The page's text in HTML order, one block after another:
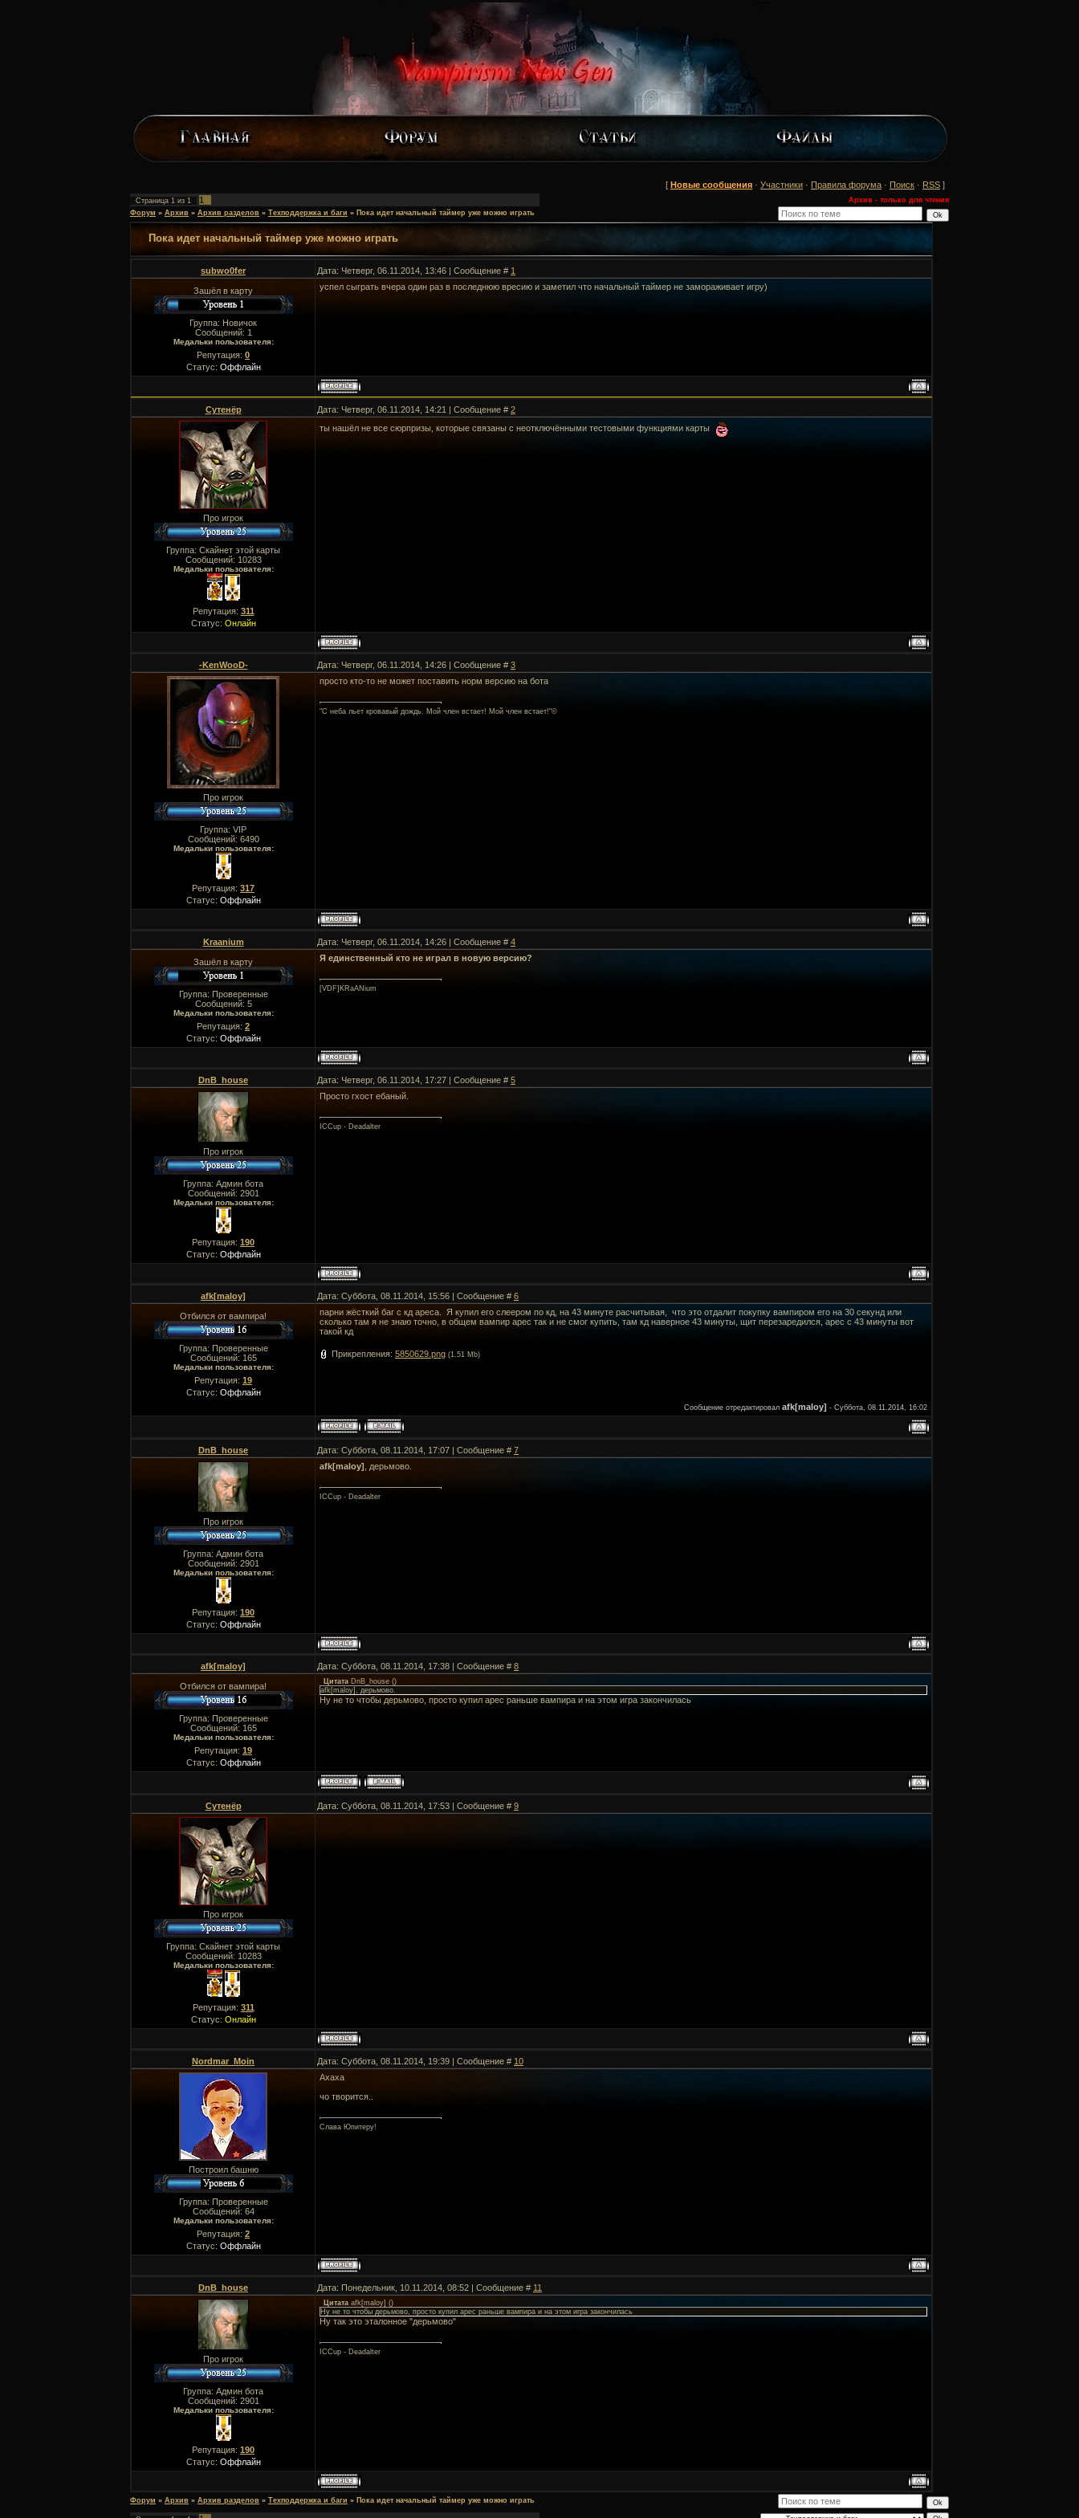
[ Новые сообщения · Участники · Правила форума · Поиск · RSS ]
Страница 1 из 1 1
Архив - только для чтения
Форум » Архив » Архив разделов » Техподдержка и баги » Пока идет начальный таймер уже можно играть
Пока идет начальный таймер уже можно играть
subwo0fer Дата: Четверг, 06.11.2014, 13:46 | Сообщение # 1
Зашёл в карту
Группа: Новичок
Сообщений: 1
Медальки пользователя:
Репутация: 0
Статус: Оффлайн
успел сыграть вчера один раз в последнюю вресию и заметил что начальный таймер не замораживает игру)
Сутенёр Дата: Четверг, 06.11.2014, 14:21 | Сообщение # 2
Про игрок
Группа: Скайнет этой карты
Сообщений: 10283
Медальки пользователя:
Репутация: 311
Статус: Онлайн
ты нашёл не все сюрпризы, которые связаны с неотключёнными тестовыми функциями карты
-KenWooD- Дата: Четверг, 06.11.2014, 14:26 | Сообщение # 3
Про игрок
Группа: VIP
Сообщений: 6490
Медальки пользователя:
Репутация: 317
Статус: Оффлайн
просто кто-то не может поставить норм версию на бота
"C неба льет кровавый дождь. Мой член встает! Мой член встает!"©
Kraanium Дата: Четверг, 06.11.2014, 14:26 | Сообщение # 4
Зашёл в карту
Группа: Проверенные
Сообщений: 5
Медальки пользователя:
Репутация: 2
Статус: Оффлайн
Я единственный кто не играл в новую версию?
[VDF]KRaANium
DnB_house Дата: Четверг, 06.11.2014, 17:27 | Сообщение # 5
Про игрок
Группа: Админ бота
Сообщений: 2901
Медальки пользователя:
Репутация: 190
Статус: Оффлайн
Просто гхост ебаный.
ICCup - Deadalter
afk[maloy] Дата: Суббота, 08.11.2014, 15:56 | Сообщение # 6
Отбился от вампира!
Группа: Проверенные
Сообщений: 165
Медальки пользователя:
Репутация: 19
Статус: Оффлайн
парни жёсткий баг с кд ареса. Я купил его слеером по кд, на 43 минуте расчитывая, что это отдалит покупку вампиром его на 30 секунд или
сколько там я не знаю точно, в общем вампир арес так и не смог купить, там кд наверное 43 минуты, щит перезаредился, арес с 43 минуты вот
такой кд
Прикрепления: 5850629.png (1.51 Mb)
Сообщение отредактировал afk[maloy] - Суббота, 08.11.2014, 16:02
DnB_house Дата: Суббота, 08.11.2014, 17:07 | Сообщение # 7
Про игрок
Группа: Админ бота
Сообщений: 2901
Медальки пользователя:
Репутация: 190
Статус: Оффлайн
afk[maloy] , дерьмово.
ICCup - Deadalter
afk[maloy] Дата: Суббота, 08.11.2014, 17:38 | Сообщение # 8
Отбился от вампира!
Группа: Проверенные
Сообщений: 165
Медальки пользователя:
Репутация: 19
Статус: Оффлайн
Цитата DnB_house ()
afk[maloy], дерьмово.
Ну не то чтобы дерьмово, просто купил арес раньше вампира и на этом игра закончилась
Сутенёр Дата: Суббота, 08.11.2014, 17:53 | Сообщение # 9
Про игрок
Группа: Скайнет этой карты
Сообщений: 10283
Медальки пользователя:
Репутация: 311
Статус: Онлайн
Nordmar_Мoin Дата: Суббота, 08.11.2014, 19:39 | Сообщение # 10
Построил башню
Группа: Проверенные
Сообщений: 64
Медальки пользователя:
Репутация: 2
Статус: Оффлайн
Ахаха
чо творится..
Слава Юпитеру!
DnB_house Дата: Понедельник, 10.11.2014, 08:52 | Сообщение # 11
Про игрок
Группа: Админ бота
Сообщений: 2901
Медальки пользователя:
Репутация: 190
Статус: Оффлайн
Цитата afk[maloy] ()
Ну не то чтобы дерьмово, просто купил арес раньше вампира и на этом игра закончилась
Ну так это эталонное "дерьмово"
ICCup - Deadalter
Форум » Архив » Архив разделов » Техподдержка и баги » Пока идет начальный таймер уже можно играть